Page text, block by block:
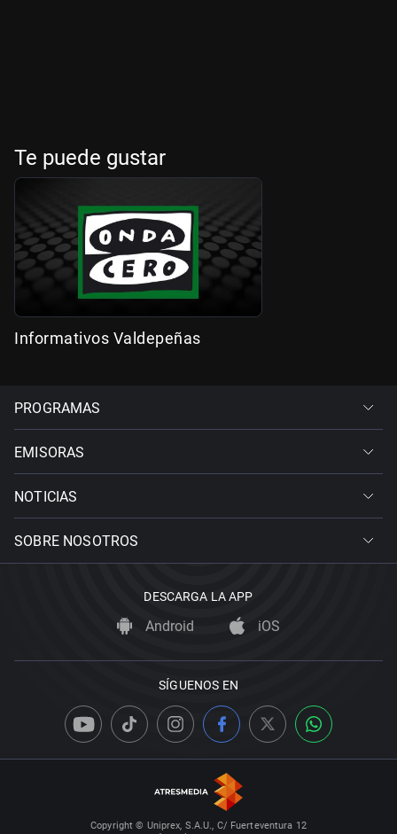
Te puede gustar
Informativos Valdepeñas
PROGRAMAS
EMISORAS
NOTICIAS
SOBRE NOSOTROS
DESCARGA LA APP
Android iOS
SÍGUENOS EN
Copyright © Uniprex, S.A.U., C/ Fuerteventura 12